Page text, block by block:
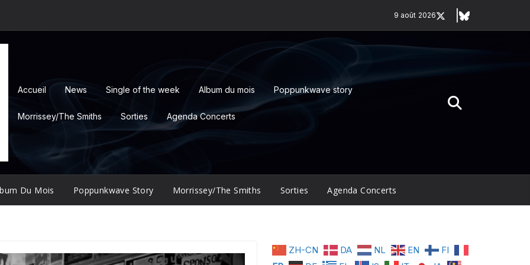
9 août 2026
Accueil News Single of the week Album du mois Poppunkwave story
Morrissey/The Smiths Sorties Agenda Concerts
Du Mois Poppunkwave Story Morrissey/The Smiths Sorties Agenda Concerts
ZH-CN DA NL EN
FI